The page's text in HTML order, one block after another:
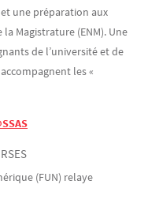
une préparation aux
Magistrature (ENM). Une
de l’université et de
les «
(FUN) relaye